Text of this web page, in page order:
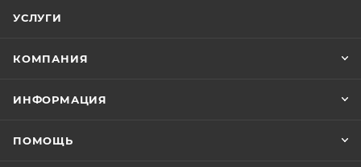
УСЛУГИ
КОМПАНИЯ
ИНФОРМАЦИЯ
ПОМОЩЬ